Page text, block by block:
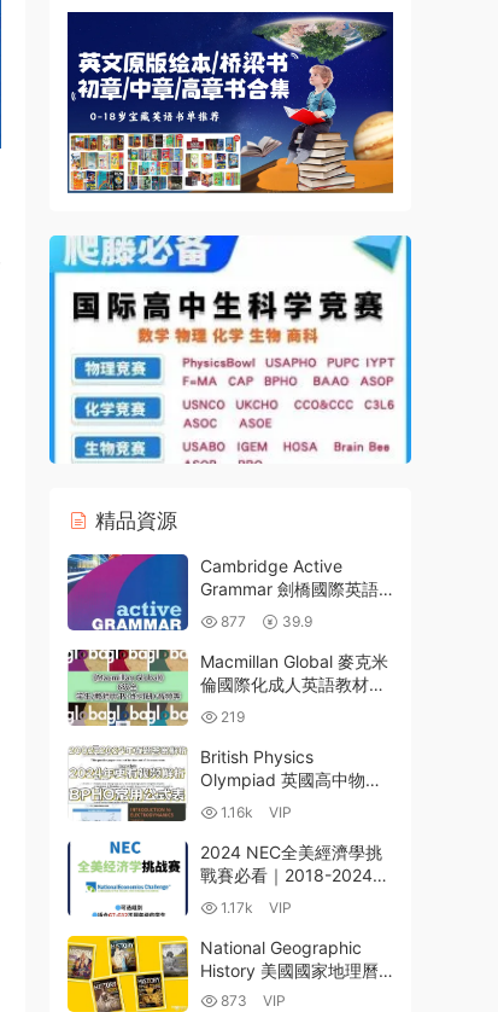
精品資源
Cambridge Active
Grammar 劍橋國際英語
語法教材（PDF英文電子
版）深度解析：A1-C2全
階指南與國際教材對比
（2025新版）
877 39.9
Macmillan Global 麥克米
倫國際化成人英語教材
PDF電子版學生書教師書
練習冊 MP3聽力音頻資源
百度網盤下載
219
British Physics
Olympiad 英國高中物理
奧賽BPhO競賽資料合集
2001-2024真題+解析
+公式集+分類題庫+筆記
百度網盤
1.16k VIP
2024 NEC全美經濟學挑
戰賽必看｜2018-2024真
題解析+PRE題庫+高頻考
點突破｜商科書單+備考
全攻略｜沖刺資料包
1.17k VIP
National Geographic
History 美國國家地理曆
史雜志2023年全年1-12月
873 VIP